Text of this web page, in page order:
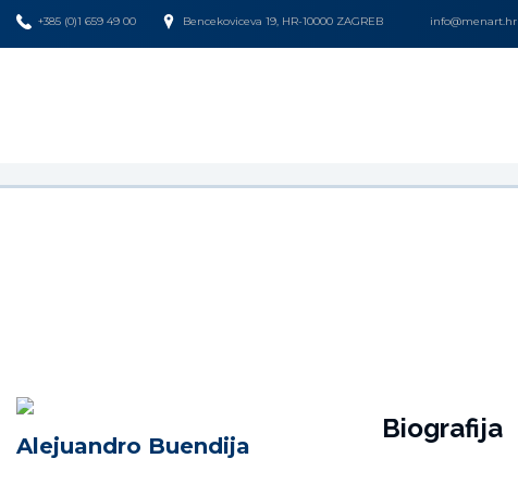
+385 (0)1 659 49 00 Bencekoviceva 19, HR-10000 ZAGREB info@menart.hr
Alejuandro Buendija
Biografija